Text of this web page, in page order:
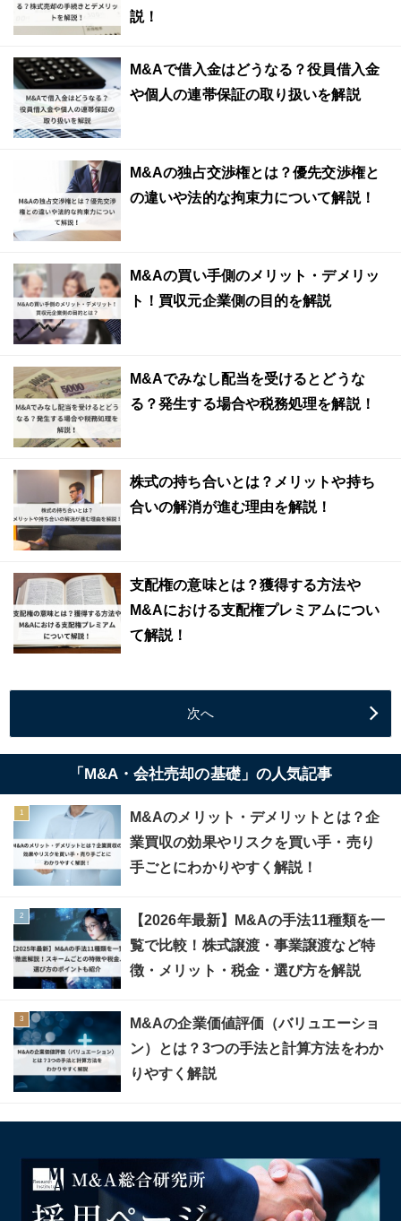
説！
M&Aで借入金はどうなる？役員借入金
や個人の連帯保証の取り扱いを解説
M&Aの独占交渉権とは？優先交渉権と
の違いや法的な拘束力について解説！
M&Aの買い手側のメリット・デメリッ
ト！買収元企業側の目的を解説
M&Aでみなし配当を受けるとどうな
る？発生する場合や税務処理を解説！
株式の持ち合いとは？メリットや持ち
合いの解消が進む理由を解説！
支配権の意味とは？獲得する方法や
M&Aにおける支配権プレミアムについ
て解説！
次へ
「M&A・会社売却の基礎」の人気記事
M&Aのメリット・デメリットとは？企
業買収の効果やリスクを買い手・売り
手ごとにわかりやすく解説！
【2026年最新】M&Aの手法11種類を一
覧で比較！株式譲渡・事業譲渡など特
徴・メリット・税金・選び方を解説
M&Aの企業価値評価（バリュエーショ
ン）とは？3つの手法と計算方法をわか
りやすく解説